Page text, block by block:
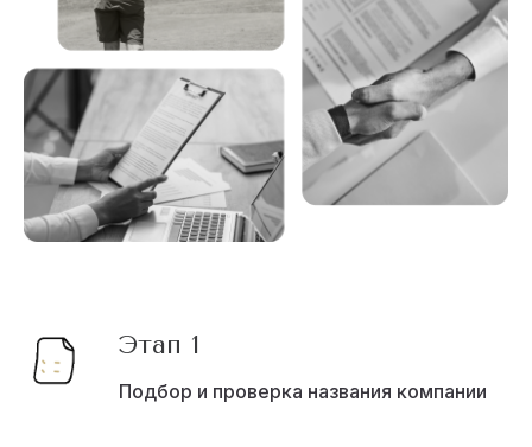
Этап 1
Подбор и проверка названия компании